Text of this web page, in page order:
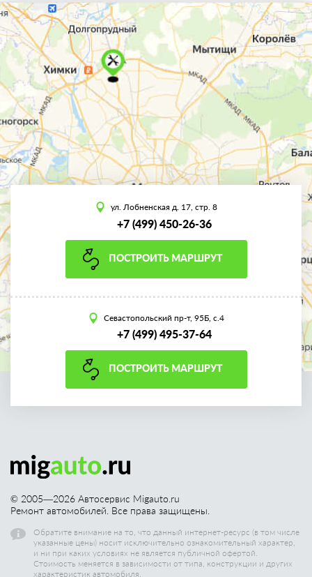
ул. Лобненская д. 17, стр. 8
+7 (499) 450-26-36
ПОСТРОИТЬ МАРШРУТ
Севастопольский пр-т, 95Б, с.4
+7 (499) 495-37-64
ПОСТРОИТЬ МАРШРУТ
© 2005—2026 Автосервис Migauto.ru
Ремонт автомобилей. Все права защищены.
Обратите внимание на то, что данный интернет-ресурс (в том числе
указанные цены) носит исключительно ознакомительный характер,
и ни при каких условиях не является публичной офертой.
Стоимость меняется в зависимости от типа, конструкции и других
характеристик автомобиля.